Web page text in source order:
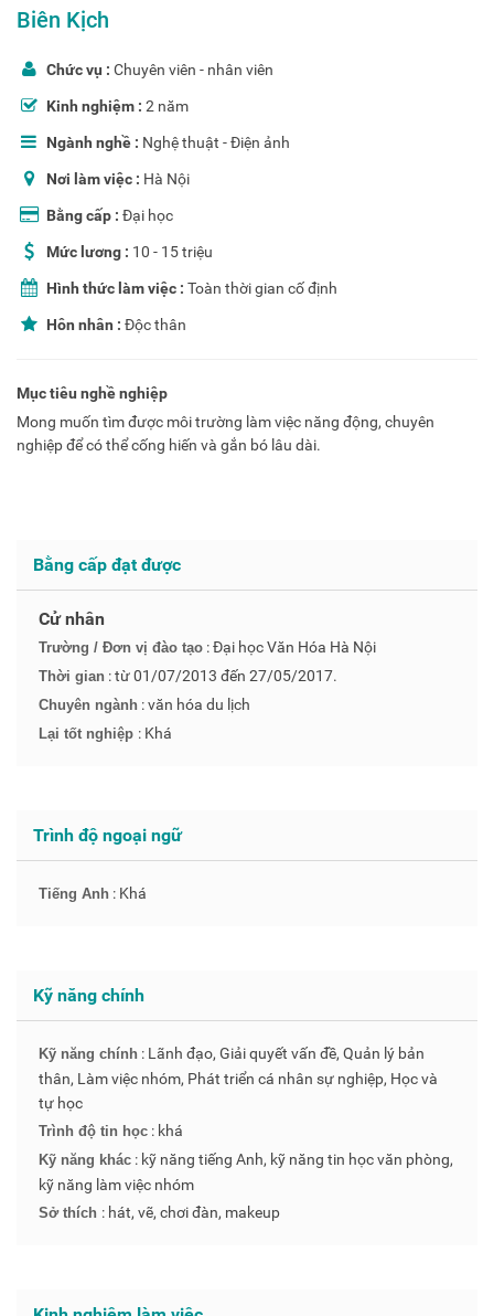
Biên Kịch
Chức vụ :Chuyên viên - nhân viên
Kinh nghiệm :2 năm
Ngành nghề : Nghệ thuật - Điện ảnh
Nơi làm việc : Hà Nội
Bằng cấp :Đại học
Mức lương : 10 - 15 triệu
Hình thức làm việc :Toàn thời gian cố định
Hôn nhân :Độc thân
Mục tiêu nghề nghiệp
Mong muốn tìm được môi trường làm việc năng động, chuyên
nghiệp để có thể cống hiến và gắn bó lâu dài.
Bằng cấp đạt được
Cử nhân
Trường / Đơn vị đào tạo : Đại học Văn Hóa Hà Nội
Thời gian : từ 01/07/2013 đến 27/05/2017.
Chuyên ngành : văn hóa du lịch
Lại tốt nghiệp : Khá
Trình độ ngoại ngữ
Tiếng Anh : Khá
Kỹ năng chính
Kỹ năng chính : Lãnh đạo, Giải quyết vấn đề, Quản lý bản
thân, Làm việc nhóm, Phát triển cá nhân sự nghiệp, Học và
tự học
Trình độ tin học : khá
Kỹ năng khác : kỹ năng tiếng Anh, kỹ năng tin học văn phòng,
kỹ năng làm việc nhóm
Sở thích : hát, vẽ, chơi đàn, makeup